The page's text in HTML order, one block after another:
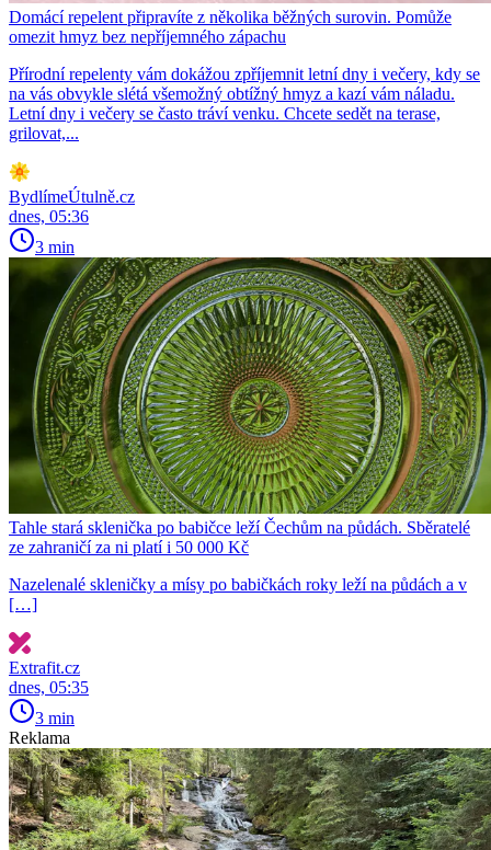
Domácí repelent připravíte z několika běžných surovin. Pomůže
omezit hmyz bez nepříjemného zápachu
Přírodní repelenty vám dokážou zpříjemnit letní dny i večery, kdy se
na vás obvykle slétá všemožný obtížný hmyz a kazí vám náladu.
Letní dny i večery se často tráví venku. Chcete sedět na terase,
grilovat,...
BydlímeÚtulně.cz
dnes, 05:36
3 min
Tahle stará sklenička po babičce leží Čechům na půdách. Sběratelé
ze zahraničí za ni platí i 50 000 Kč
Nazelenalé skleničky a mísy po babičkách roky leží na půdách a v
[…]
Extrafit.cz
dnes, 05:35
3 min
Reklama